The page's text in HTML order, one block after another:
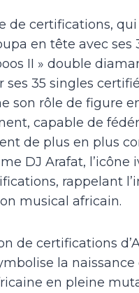
de certifications,
en tête avec
II » double
35 singles
son rôle de figure
capable de
de plus en plus
DJ Arafat,
rappelant
musical africain.
de certifications
la
en pleine